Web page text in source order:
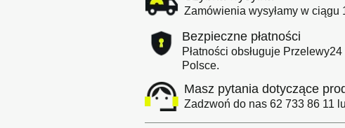
Szczegóły
Zamówienia wysyłamy w ciągu
Bezpieczne płatności
Płatności obsługuje
Polsce.
Masz pytania dotyczące
Zadzwoń do nas 62 733 86 11